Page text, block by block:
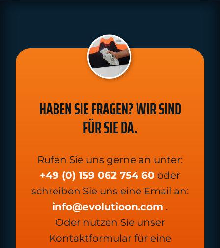
HABEN SIE FRAGEN? WIR SIND
FÜR SIE DA.
Rufen Sie uns gerne an unter:
+49 (0) 159 062 754 60 oder
schreiben Sie uns eine Email an:
info@evolutioon.com .
Oder nutzen Sie unser
Kontaktformular für eine